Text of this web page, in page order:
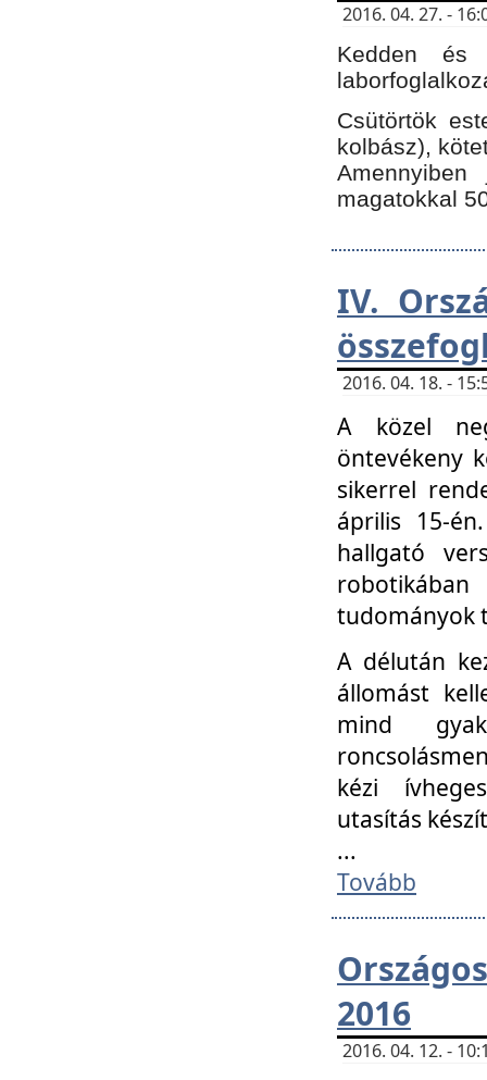
2016. 04. 27. -
Kedden és
Csütörtök
kolbász),
Amennyiben
magatokkal
IV.
2016. 04. 18. -
A közel
öntevékeny
sikerrel
április 15-
hallgató
tudományok
A délután
állomást
mind
kézi
utasítás
...
Tovább
2016
2016. 04. 12. -